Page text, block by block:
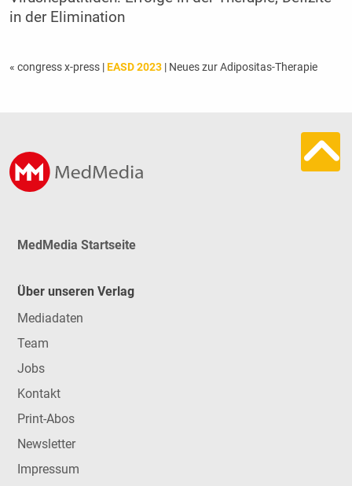
in der Elimination
« congress x-press |EASD 2023| Neues zur Adipositas-Therapie
MedMedia Startseite
Über unseren Verlag
Mediadaten
Team
Jobs
Kontakt
Print-Abos
Newsletter
Impressum